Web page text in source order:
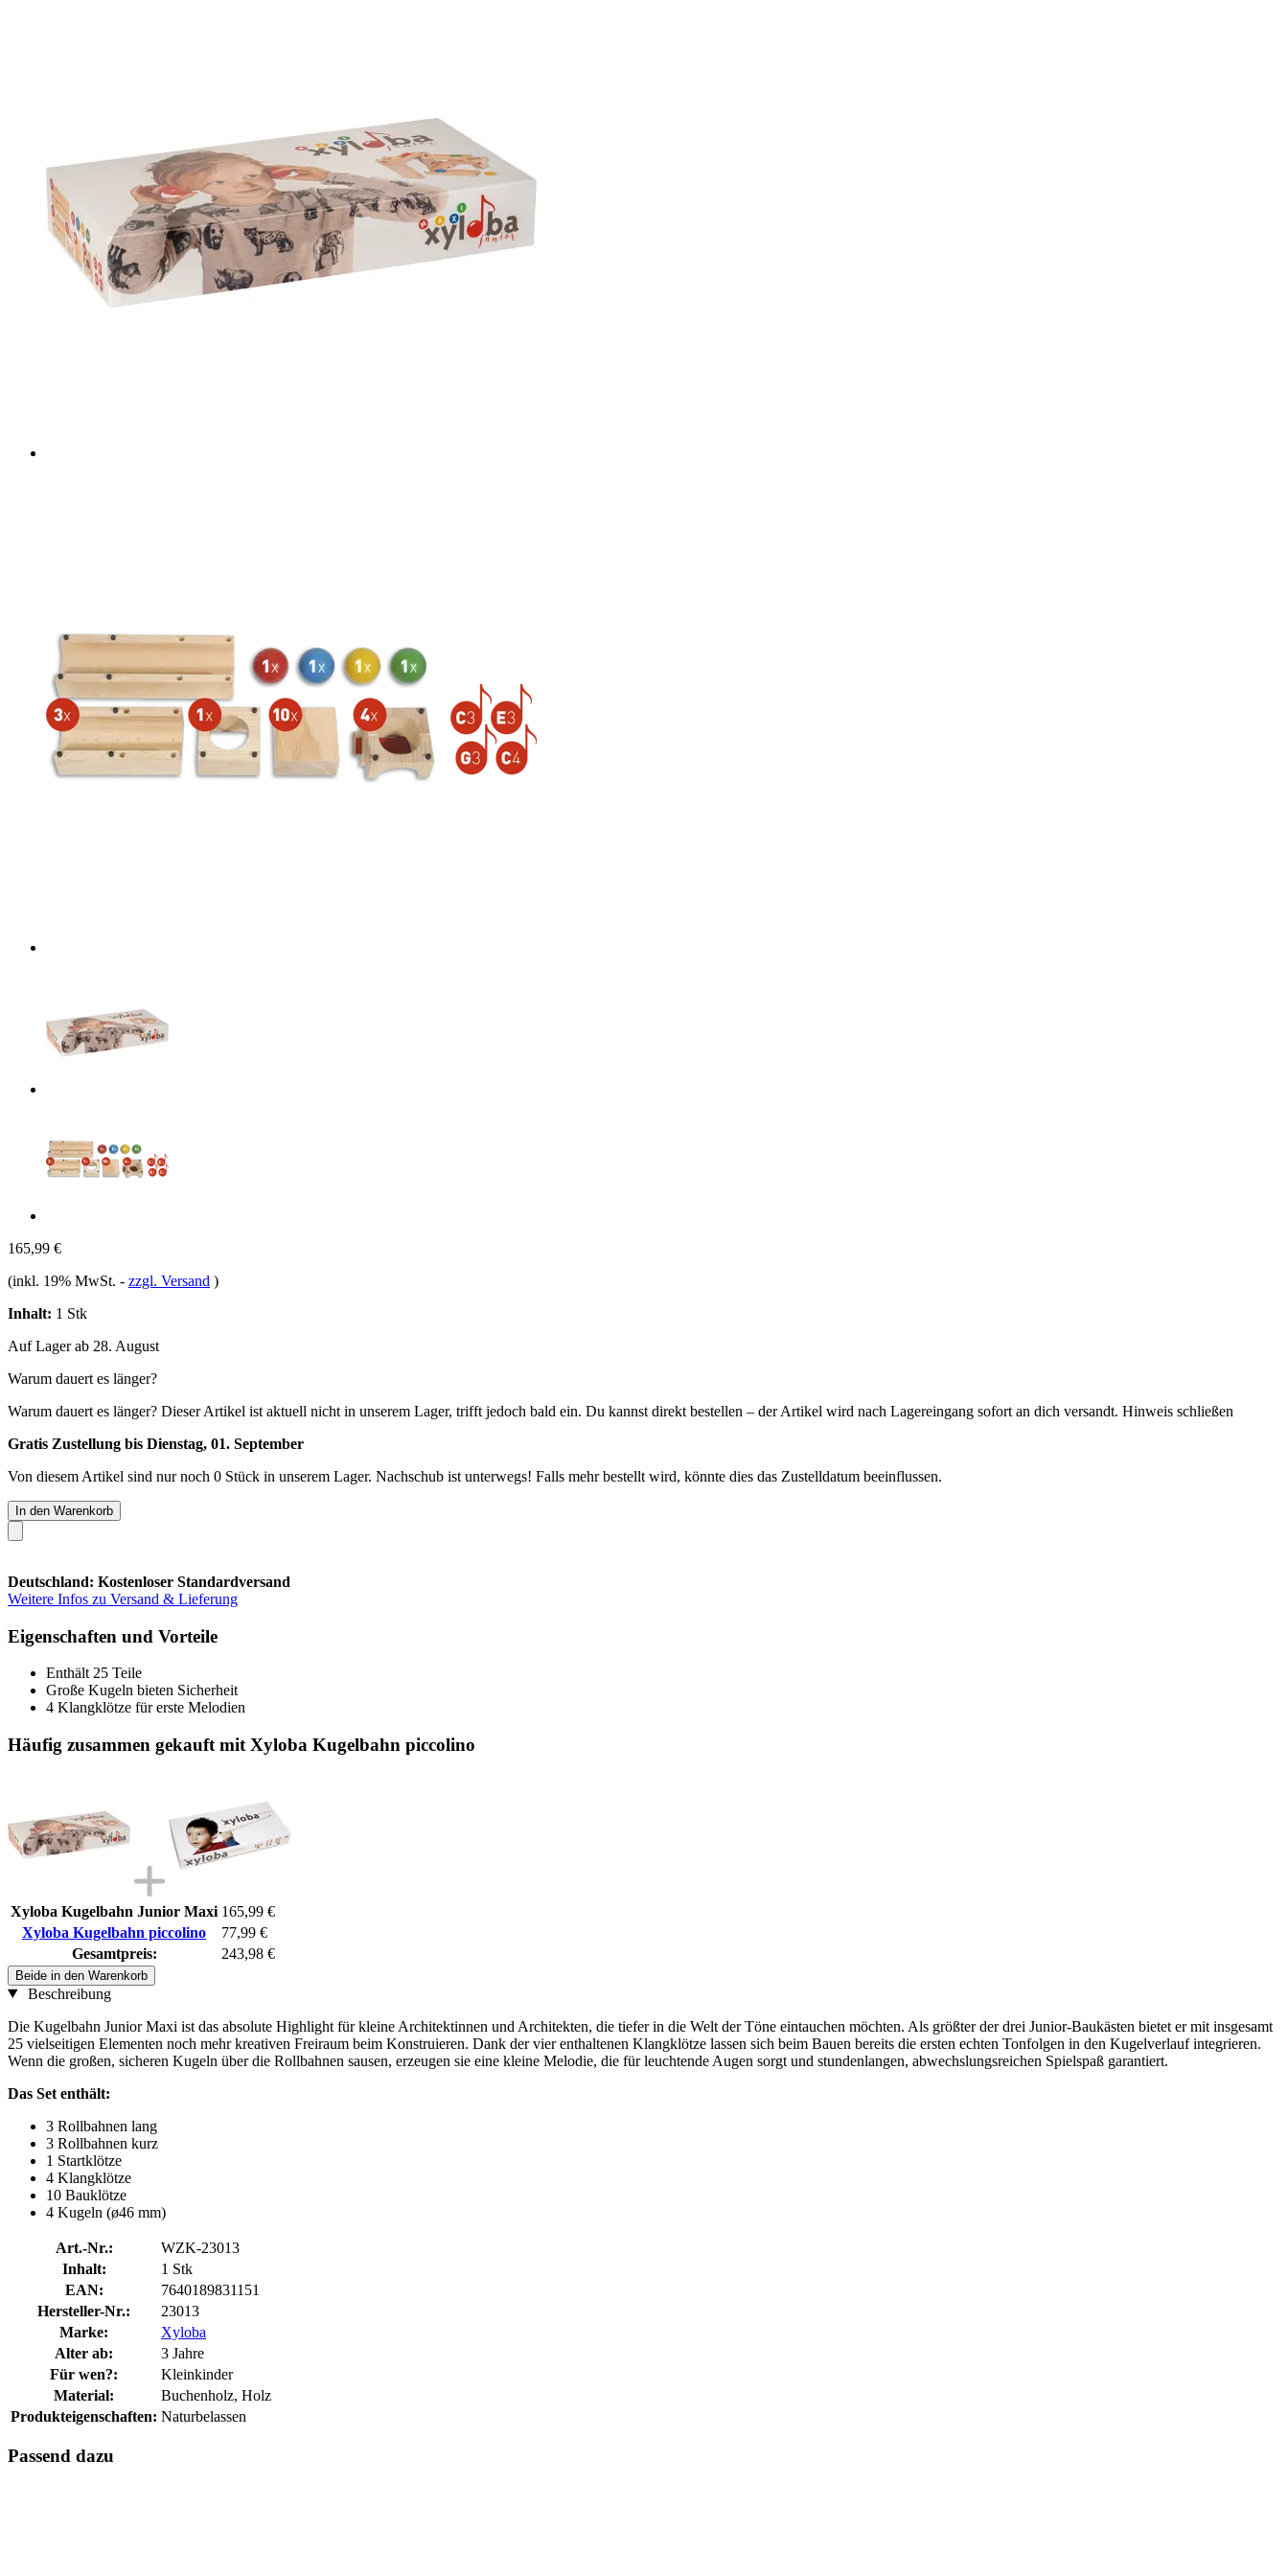
165,99 €
(inkl. 19% MwSt. - zzgl. Versand )
Inhalt: 1 Stk
Auf Lager ab 28. August
Warum dauert es länger?
Warum dauert es länger? Dieser Artikel ist aktuell nicht in unserem Lager, trifft jedoch bald ein. Du kannst direkt bestellen – der Artikel wird nach Lagereingang sofort an dich versandt. Hinweis schließen
Gratis Zustellung bis Dienstag, 01. September
Von diesem Artikel sind nur noch 0 Stück in unserem Lager. Nachschub ist unterwegs! Falls mehr bestellt wird, könnte dies das Zustelldatum beeinflussen.
In den Warenkorb
Deutschland: Kostenloser Standardversand
Weitere Infos zu Versand & Lieferung
Eigenschaften und Vorteile
Enthält 25 Teile
Große Kugeln bieten Sicherheit
4 Klangklötze für erste Melodien
Häufig zusammen gekauft mit Xyloba Kugelbahn piccolino
Xyloba Kugelbahn Junior Maxi 165,99 €
Xyloba Kugelbahn piccolino
77,99 €
Gesamtpreis:
243,98 €
Beide in den Warenkorb
Beschreibung
Die Kugelbahn Junior Maxi ist das absolute Highlight für kleine Architektinnen und Architekten, die tiefer in die Welt der Töne eintauchen möchten. Als größter der drei Junior-Baukästen bietet er mit insgesamt
25 vielseitigen Elementen noch mehr kreativen Freiraum beim Konstruieren. Dank der vier enthaltenen Klangklötze lassen sich beim Bauen bereits die ersten echten Tonfolgen in den Kugelverlauf integrieren.
Wenn die großen, sicheren Kugeln über die Rollbahnen sausen, erzeugen sie eine kleine Melodie, die für leuchtende Augen sorgt und stundenlangen, abwechslungsreichen Spielspaß garantiert.
Das Set enthält:
3 Rollbahnen lang
3 Rollbahnen kurz
1 Startklötze
4 Klangklötze
10 Bauklötze
4 Kugeln (ø46 mm)
Art.-Nr.:
WZK-23013
Inhalt:
1 Stk
EAN:
7640189831151
Hersteller-Nr.:
23013
Marke:
Xyloba
Alter ab:
3 Jahre
Für wen?:
Kleinkinder
Material:
Buchenholz, Holz
Produkteigenschaften: Naturbelassen
Passend dazu